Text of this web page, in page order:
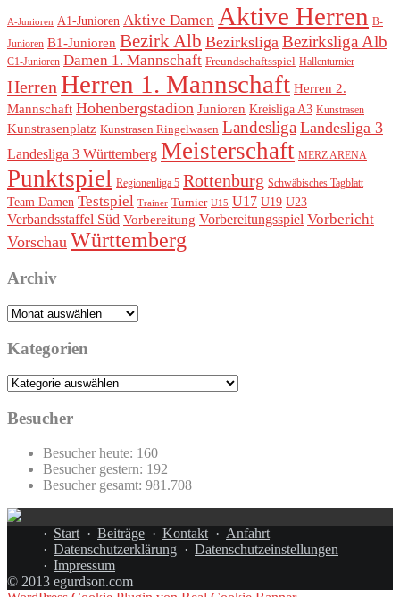
A-Junioren A1-Junioren Aktive Damen Aktive Herren B-
Junioren B1-Junioren Bezirk Alb Bezirksliga Bezirksliga Alb
C1-Junioren Damen 1. Mannschaft Freundschaftsspiel Hallenturnier
Herren Herren 1. Mannschaft Herren 2.
Mannschaft Hohenbergstadion Junioren Kreisliga A3 Kunstrasen
Kunstrasenplatz Kunstrasen Ringelwasen Landesliga Landesliga 3
Landesliga 3 Württemberg Meisterschaft MERZ ARENA
Punktspiel Regionenliga 5 Rottenburg Schwäbisches Tagblatt
Team Damen Testspiel Trainer Turnier U15 U17 U19 U23
Verbandsstaffel Süd Vorbereitung Vorbereitungsspiel Vorbericht
Vorschau Württemberg
Archiv
Archiv
Kategorien
Kategorien
Besucher
Besucher heute: 160
Besucher gestern: 192
Besucher gesamt: 981.708
Start Beiträge Kontakt
Anfahrt
Datenschutzerklärung
Datenschutzeinstellungen
Impressum
© 2013 egurdson.com